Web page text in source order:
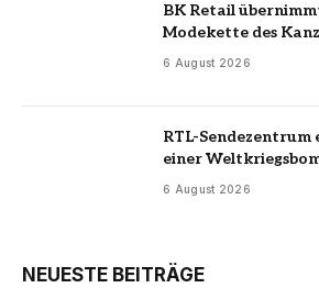
BK Retail
Modekette des
6 August 2026
RTL-
einer
6 August 2026
NEUESTE BEITRÄGE